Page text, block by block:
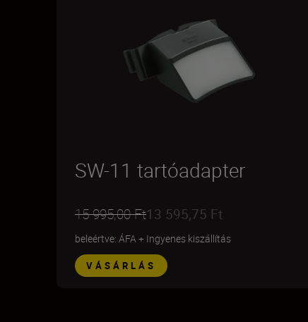
SW-11 tartóadapter
15 995,00 Ft13 595,75 Ft
beleértve: ÁFA+ Ingyenes kiszállítás
VÁSÁRLÁS